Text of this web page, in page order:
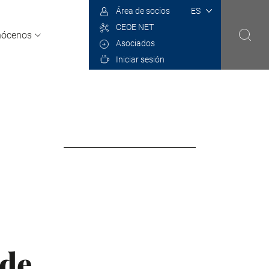
Select
Área de socios
CEOE NET
Asociados
Iniciar sesión